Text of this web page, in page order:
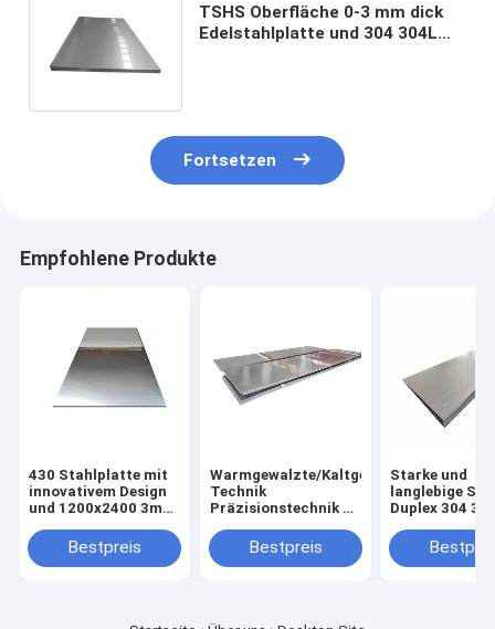
TSHS Oberfläche 0-3 mm dick
Edelstahlplatte und 304 304L
Fortsetzen
Empfohlene Produkte
430 Stahlplatte mit
innovativem Design
und 1200x2400 3mm
Edelstahlplatte von
Originalherstellern
Bestpreis
Warmgewalzte/Kaltgewalzte
Technik
Präzisionstechnik 0-
Edelstahlplatte
Bestpreis
Starke und
langlebige
Duplex 304
kg Edelstahl
Toleranz ± 1%